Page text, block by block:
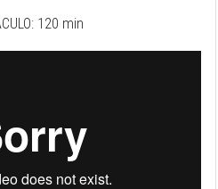
120 min